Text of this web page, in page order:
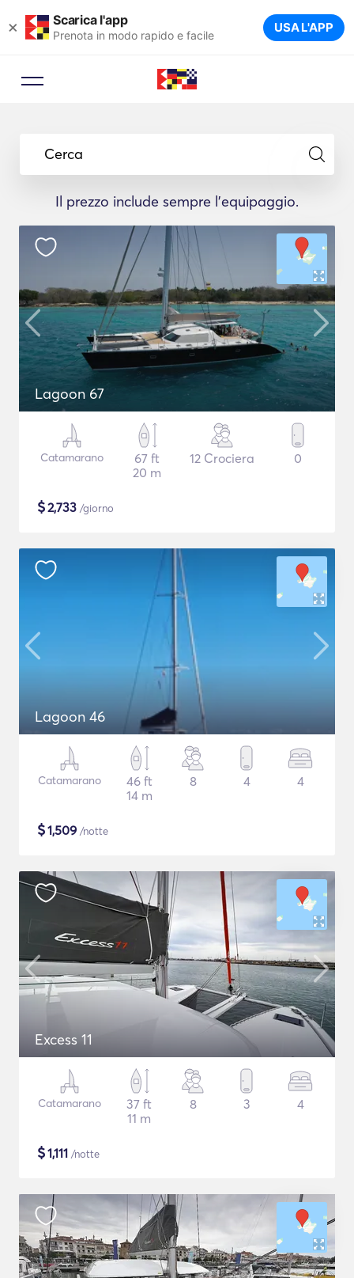
× Scarica l'app
Prenota in modo rapido e facile USA L'APP
Cerca
Il prezzo include sempre l'equipaggio.
Lagoon 67
Catamarano
67 ft
20 m
12 Crociera 0
$2,733 /giorno
Lagoon 46
Catamarano
46 ft
14 m
8 4 4
$1,509 /notte
Excess 11
Catamarano
37 ft
11 m
8 3 4
$1,111 /notte